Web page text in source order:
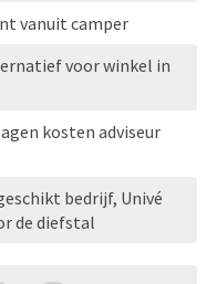
vanuit camper
voor winkel in
kosten adviseur
bedrijf, Univé
de diefstal